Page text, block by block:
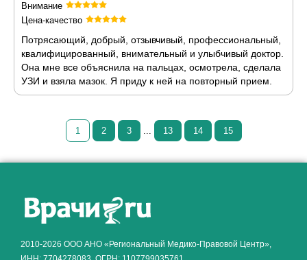
Внимание
Цена-качество
Потрясающий, добрый, отзывчивый, профессиональный,
квалифицированный, внимательный и улыбчивый доктор.
Она мне все объяснила на пальцах, осмотрела, сделала
УЗИ и взяла мазок. Я приду к ней на повторный прием.
1 2 3 ... 13 14 15
2010-2026 ООО АНО «Региональный Медико-Правовой Центр»,